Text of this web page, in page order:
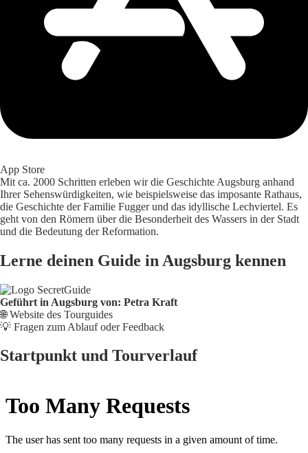
App Store
Mit ca. 2000 Schritten erleben wir die Geschichte Augsburg anhand
Ihrer Sehenswürdigkeiten, wie beispielsweise das imposante Rathaus,
die Geschichte der Familie Fugger und das idyllische Lechviertel. Es
geht von den Römern über die Besonderheit des Wassers in der Stadt
und die Bedeutung der Reformation.
Lerne deinen Guide in Augsburg kennen
Geführt in Augsburg von: Petra Kraft
🌐Website des Tourguides
💡 Fragen zum Ablauf oder Feedback
Startpunkt und Tourverlauf